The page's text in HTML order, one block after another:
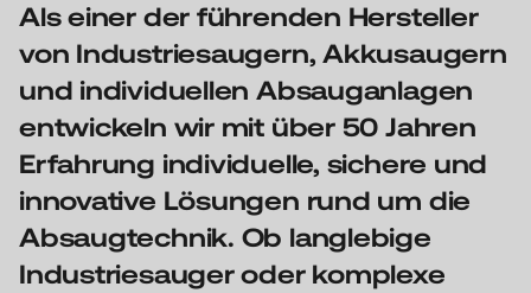
Als einer der führenden Hersteller
von Industriesaugern, Akkusaugern
und individuellen Absauganlagen
entwickeln wir mit über 50 Jahren
Erfahrung individuelle, sichere und
innovative Lösungen rund um die
Absaugtechnik. Ob langlebige
Industriesauger oder komplexe